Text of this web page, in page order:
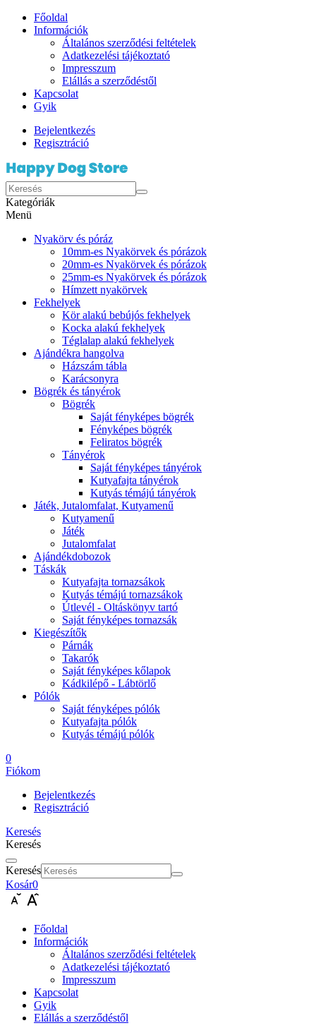
Főoldal
Információk
Általános szerződési feltételek
Adatkezelési tájékoztató
Impresszum
Elállás a szerződéstől
Kapcsolat
Gyik
Bejelentkezés
Regisztráció
Kategóriák
Menü
Nyakörv és póráz
10mm-es Nyakörvek és pórázok
20mm-es Nyakörvek és pórázok
25mm-es Nyakörvek és pórázok
Hímzett nyakörvek
Fekhelyek
Kör alakú bebújós fekhelyek
Kocka alakú fekhelyek
Téglalap alakú fekhelyek
Ajándékra hangolva
Házszám tábla
Karácsonyra
Bögrék és tányérok
Bögrék
Saját fényképes bögrék
Fényképes bögrék
Feliratos bögrék
Tányérok
Saját fényképes tányérok
Kutyafajta tányérok
Kutyás témájú tányérok
Játék, Jutalomfalat, Kutyamenű
Kutyamenű
Játék
Jutalomfalat
Ajándékdobozok
Táskák
Kutyafajta tornazsákok
Kutyás témájú tornazsákok
Útlevél - Oltáskönyv tartó
Saját fényképes tornazsák
Kiegészítők
Párnák
Takarók
Saját fényképes kőlapok
Kádkilépő - Lábtörlő
Pólók
Saját fényképes pólók
Kutyafajta pólók
Kutyás témájú pólók
0
Fiókom
Bejelentkezés
Regisztráció
Keresés
Keresés
Keresés
Kosár0
Főoldal
Információk
Általános szerződési feltételek
Adatkezelési tájékoztató
Impresszum
Kapcsolat
Gyik
Elállás a szerződéstől